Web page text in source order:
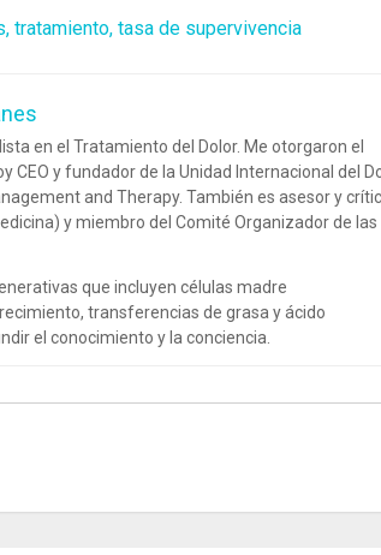
tratamiento, tasa de supervivencia
en el Tratamiento del Dolor. Me otorgaron el
CEO y fundador de la Unidad Internacional del
and Therapy. También es asesor y
y miembro del Comité Organizador de las
que incluyen células madre
transferencias de grasa y ácido
el conocimiento y la conciencia.